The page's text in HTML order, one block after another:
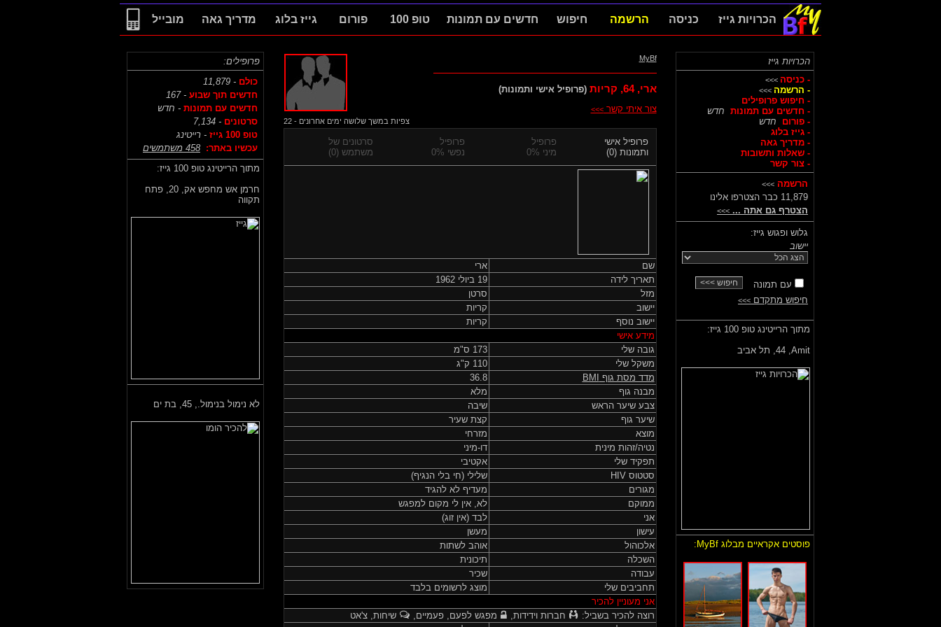
הכרויות גייז כניסה הרשמה חיפוש חדשים עם תמונות טופ 100 פורום גייז בלוג מדריך גאה מובייל
הכרויות גייז
- כניסה >>>
- הרשמה >>>
- חיפוש פרופילים
- חדשים עם תמונות חדש
- פורום
חדש
- גייז בלוג
- מדריך גאה
- שאלות ותשובות
- צור קשר
הרשמה >>>
11,879 כבר הצטרפו אלינו
הצטרף גם אתה ... >>>
גלוש ופגוש גייז:
יישוב
עם תמונה
חיפוש מתקדם >>>
מתוך הרייטינג טופ 100 גייז:
Amit, 44, תל אביב
פוסטים אקראיים מבלוג MyBf:
MyBf
ארי,64, קריות (פרופיל אישי ותמונות)
צור איתי קשר>>>
צפיות במשך שלושה ימים אחרונים - 22
פרופיל אישי
ותמונות (0)
פרופיל
מיני 0%
פרופיל
נפשי 0%
סרטונים של
משתמש (0)
שם
ארי
תאריך לידה
19 ביולי 1962
מזל
סרטן
יישוב
קריות
יישוב נוסף
קריות
מידע אישי
גובה שלי
173 ס"מ
משקל שלי
110 ק"ג
מדד מסת גוף
BMI
36.8
מבנה גוף
מלא
צבע שיער הראש
שיבה
שיער גוף
קצת שעיר
מוצא
מזרחי
נטיה/זהות מינית
דו-מיני
תפקיד שלי
אקטיבי
סטטוס HIV
שלילי (חי בלי הנגיף)
מגורים
מעדיף לא להגיד
ממוקם
לא, אין לי מקום למפגש
אני
לבד (אין זוג)
עישון
מעשן
אלכוהול
אוהב לשתות
השכלה
תיכונית
עבודה
שכיר
תחביבים שלי
מוצג לרשומים בלבד
אני מעוניין להכיר
רוצה להכיר בשביל:
חברות וידידות, מפגש לפעם, פעמיים,
שיחות, צ'אט
פרופילים:
כולם - 11,879
חדשים תוך שבוע - 167
חדשים עם תמונות - חדש
סרטונים - 7,134
טופ 100 גייז
- רייטינג
עכשיו באתר: 458 משתמשים
מתוך הרייטינג טופ 100 גייז:
חרמן אש מחפש אק,
20, פתח
תקווה
לא נימול בנימול., 45, בת ים